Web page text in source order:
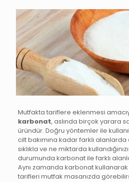
Mutfakta tariflere eklenmesi
karbonat, aslında birçok yarara
üründür. Doğru yöntemler ile
cilt bakımına kadar farklı
sıklıkla ve ne miktarda
durumunda karbonat ile farklı
Aynı zamanda karbonat
tarifleri mutfak masanızda